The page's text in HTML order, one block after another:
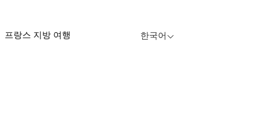
프랑스 지방 여행 한국어